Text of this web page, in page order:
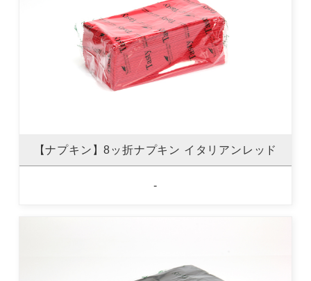
【ナプキン】8ッ折ナプキン イタリアンレッド
-